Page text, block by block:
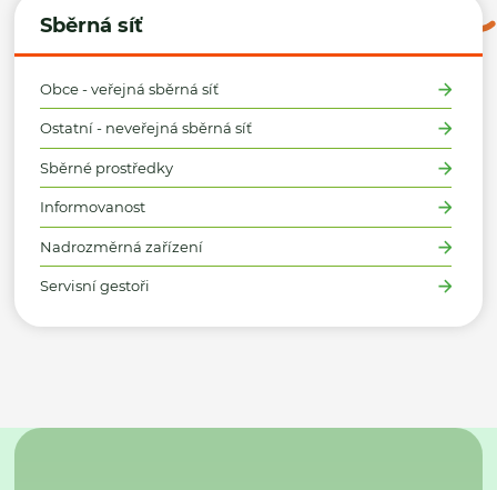
Sběrná síť
Obce - veřejná sběrná síť
Ostatní - neveřejná sběrná síť
Sběrné prostředky
Informovanost
Nadrozměrná zařízení
Servisní gestoři